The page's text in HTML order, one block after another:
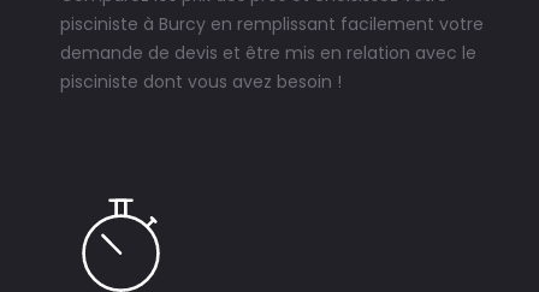
pisciniste à Burcy en remplissant facilement votre
demande de devis et être mis en relation avec le
pisciniste dont vous avez besoin !